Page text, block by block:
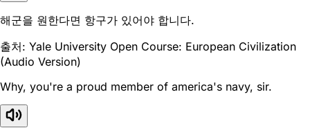
해군을 원한다면 항구가 있어야 합니다.
출처: Yale University Open Course: European Civilization
(Audio Version)
Why, you're a proud member of america's navy, sir.